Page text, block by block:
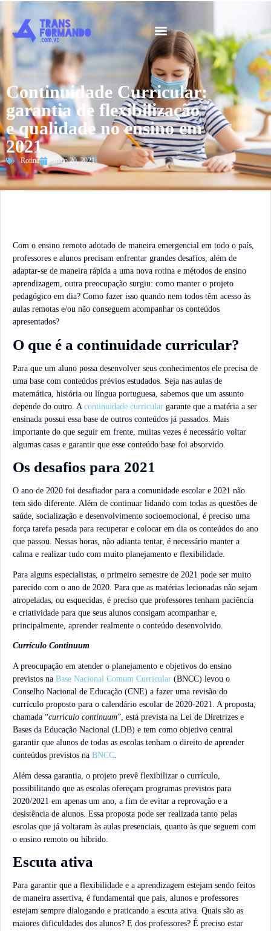
Continuidade Curricular:
garantia de flexibilização
e qualidade no ensino em
2021
Rotina maio 20, 2021
Com o ensino remoto adotado de maneira emergencial em todo o país,
professores e alunos precisam enfrentar grandes desafios, além de
adaptar-se de maneira rápida a uma nova rotina e métodos de ensino
aprendizagem, outra preocupação surgiu: como manter o projeto
pedagógico em dia? Como fazer isso quando nem todos têm acesso às
aulas remotas e/ou não conseguem acompanhar os conteúdos
apresentados?
O que é a continuidade curricular?
Para que um aluno possa desenvolver seus conhecimentos ele precisa de
uma base com conteúdos prévios estudados. Seja nas aulas de
matemática, história ou língua portuguesa, sabemos que um assunto
depende do outro. A continuidade curricular garante que a matéria a ser
ensinada possui essa base de outros conteúdos já passados. Mais
importante do que seguir em frente, muitas vezes é necessário voltar
algumas casas e garantir que esse conteúdo base foi absorvido.
Os desafios para 2021
O ano de 2020 foi desafiador para a comunidade escolar e 2021 não
tem sido diferente. Além de continuar lidando com todas as questões de
saúde, socialização e desenvolvimento socioemocional, é preciso uma
força tarefa pesada para recuperar e colocar em dia os conteúdos do ano
que passou. Nessas horas, não adianta tentar, é necessário manter a
calma e realizar tudo com muito planejamento e flexibilidade.
Para alguns especialistas, o primeiro semestre de 2021 pode ser muito
parecido com o ano de 2020. Para que as matérias lecionadas não sejam
atropeladas, ou esquecidas, é preciso que professores tenham paciência
e criatividade para que seus alunos consigam acompanhar e,
principalmente, aprender realmente o conteúdo desenvolvido.
Currículo Continuum
A preocupação em atender o planejamento e objetivos do ensino
previstos na Base Nacional Comum Curricular (BNCC) levou o
Conselho Nacional de Educação (CNE) a fazer uma revisão do
currículo proposto para o calendário escolar de 2020-2021. A proposta,
chamada “currículo continuum”, está prevista na Lei de Diretrizes e
Bases da Educação Nacional (LDB) e tem como objetivo central
garantir que alunos de todas as escolas tenham o direito de aprender
conteúdos previstos na BNCC
Além dessa garantia, o projeto prevê flexibilizar o currículo,
possibilitando que as escolas ofereçam programas previstos para
2020/2021 em apenas um ano, a fim de evitar a reprovação e a
desistência de alunos. Essa proposta pode ser realizada tanto pelas
escolas que já voltaram às aulas presenciais, quanto às que seguem com
o ensino remoto ou híbrido.
Escuta ativa
Para garantir que a flexibilidade e a aprendizagem estejam sendo feitos
de maneira assertiva, é fundamental que pais, alunos e professores
estejam sempre dialogando e praticando a escuta ativa. Quais são as
maiores dificuldades dos alunos? E dos professores? É preciso estar